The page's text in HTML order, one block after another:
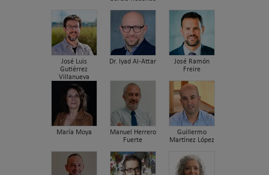
José Luis
Gutiérrez
Villanueva
Dr. Iyad Al-Attar
José Ramón
Freire
María Moya
Manuel Herrero
Fuerte
Guillermo
Martínez López